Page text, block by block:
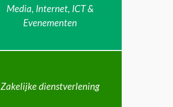
Media, Internet, ICT &
Evenementen
Zakelijke dienstverlening